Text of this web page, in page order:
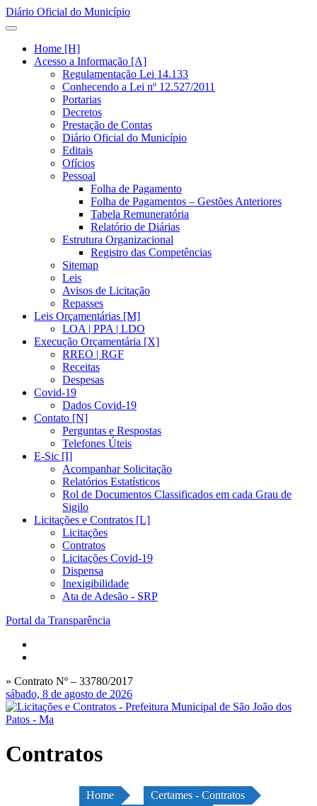
Diário Oficial do Município
Home [H]
Acesso a Informação [A]
Regulamentação Lei 14.133
Conhecendo a Lei nº 12.527/2011
Portarias
Decretos
Prestação de Contas
Diário Oficial do Município
Editais
Ofícios
Pessoal
Folha de Pagamento
Folha de Pagamentos – Gestões Anteriores
Tabela Remuneratória
Relatório de Diárias
Estrutura Organizacional
Registro das Competências
Sitemap
Leis
Avisos de Licitação
Repasses
Leis Orçamentárias [M]
LOA | PPA | LDO
Execução Orçamentária [X]
RREO | RGF
Receitas
Despesas
Covid-19
Dados Covid-19
Contato [N]
Perguntas e Respostas
Telefones Úteis
E-Sic [I]
Acompanhar Solicitação
Relatórios Estatísticos
Rol de Documentos Classificados em cada Grau de
Sigilo
Licitações e Contratos [L]
Licitações
Contratos
Licitações Covid-19
Dispensa
Inexigibilidade
Ata de Adesão - SRP
Portal da Transparência
» Contrato Nº – 33780/2017
sábado, 8 de agosto de 2026
Contratos
Home
Certames - Contratos